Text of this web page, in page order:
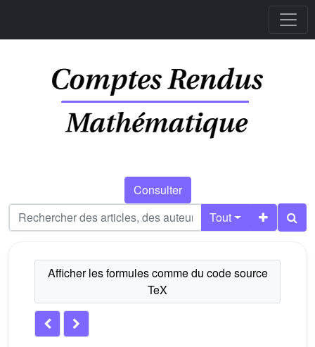
Consulter
Tout